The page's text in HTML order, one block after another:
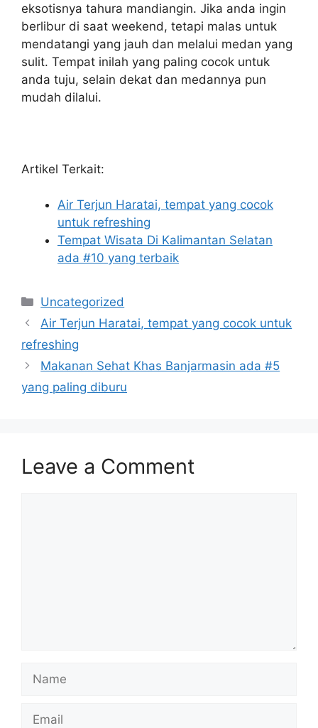
eksotisnya tahura mandiangin. Jika anda ingin
berlibur di saat weekend, tetapi malas untuk
mendatangi yang jauh dan melalui medan yang
sulit. Tempat inilah yang paling cocok untuk
anda tuju, selain dekat dan medannya pun
mudah dilalui.
Artikel Terkait:
Air Terjun Haratai, tempat yang cocok
untuk refreshing
Tempat Wisata Di Kalimantan Selatan
ada #10 yang terbaik
Categories
Uncategorized
Air Terjun Haratai, tempat yang cocok untuk
refreshing
Makanan Sehat Khas Banjarmasin ada #5
yang paling diburu
Leave a Comment
Name
Email